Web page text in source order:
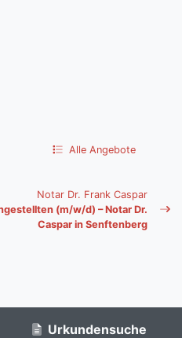
Alle Angebote
Notar Dr. Frank Caspar
(m/w/d) – Notar Dr.
Caspar in Senftenberg
Urkundensuche